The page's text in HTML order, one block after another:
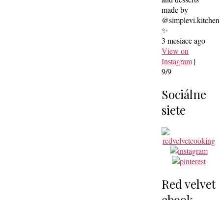
made by
@simplevi.kitchen
✨
3 mesiace ago
View on
Instagram |
9/9
Sociálne
siete
Red velvet